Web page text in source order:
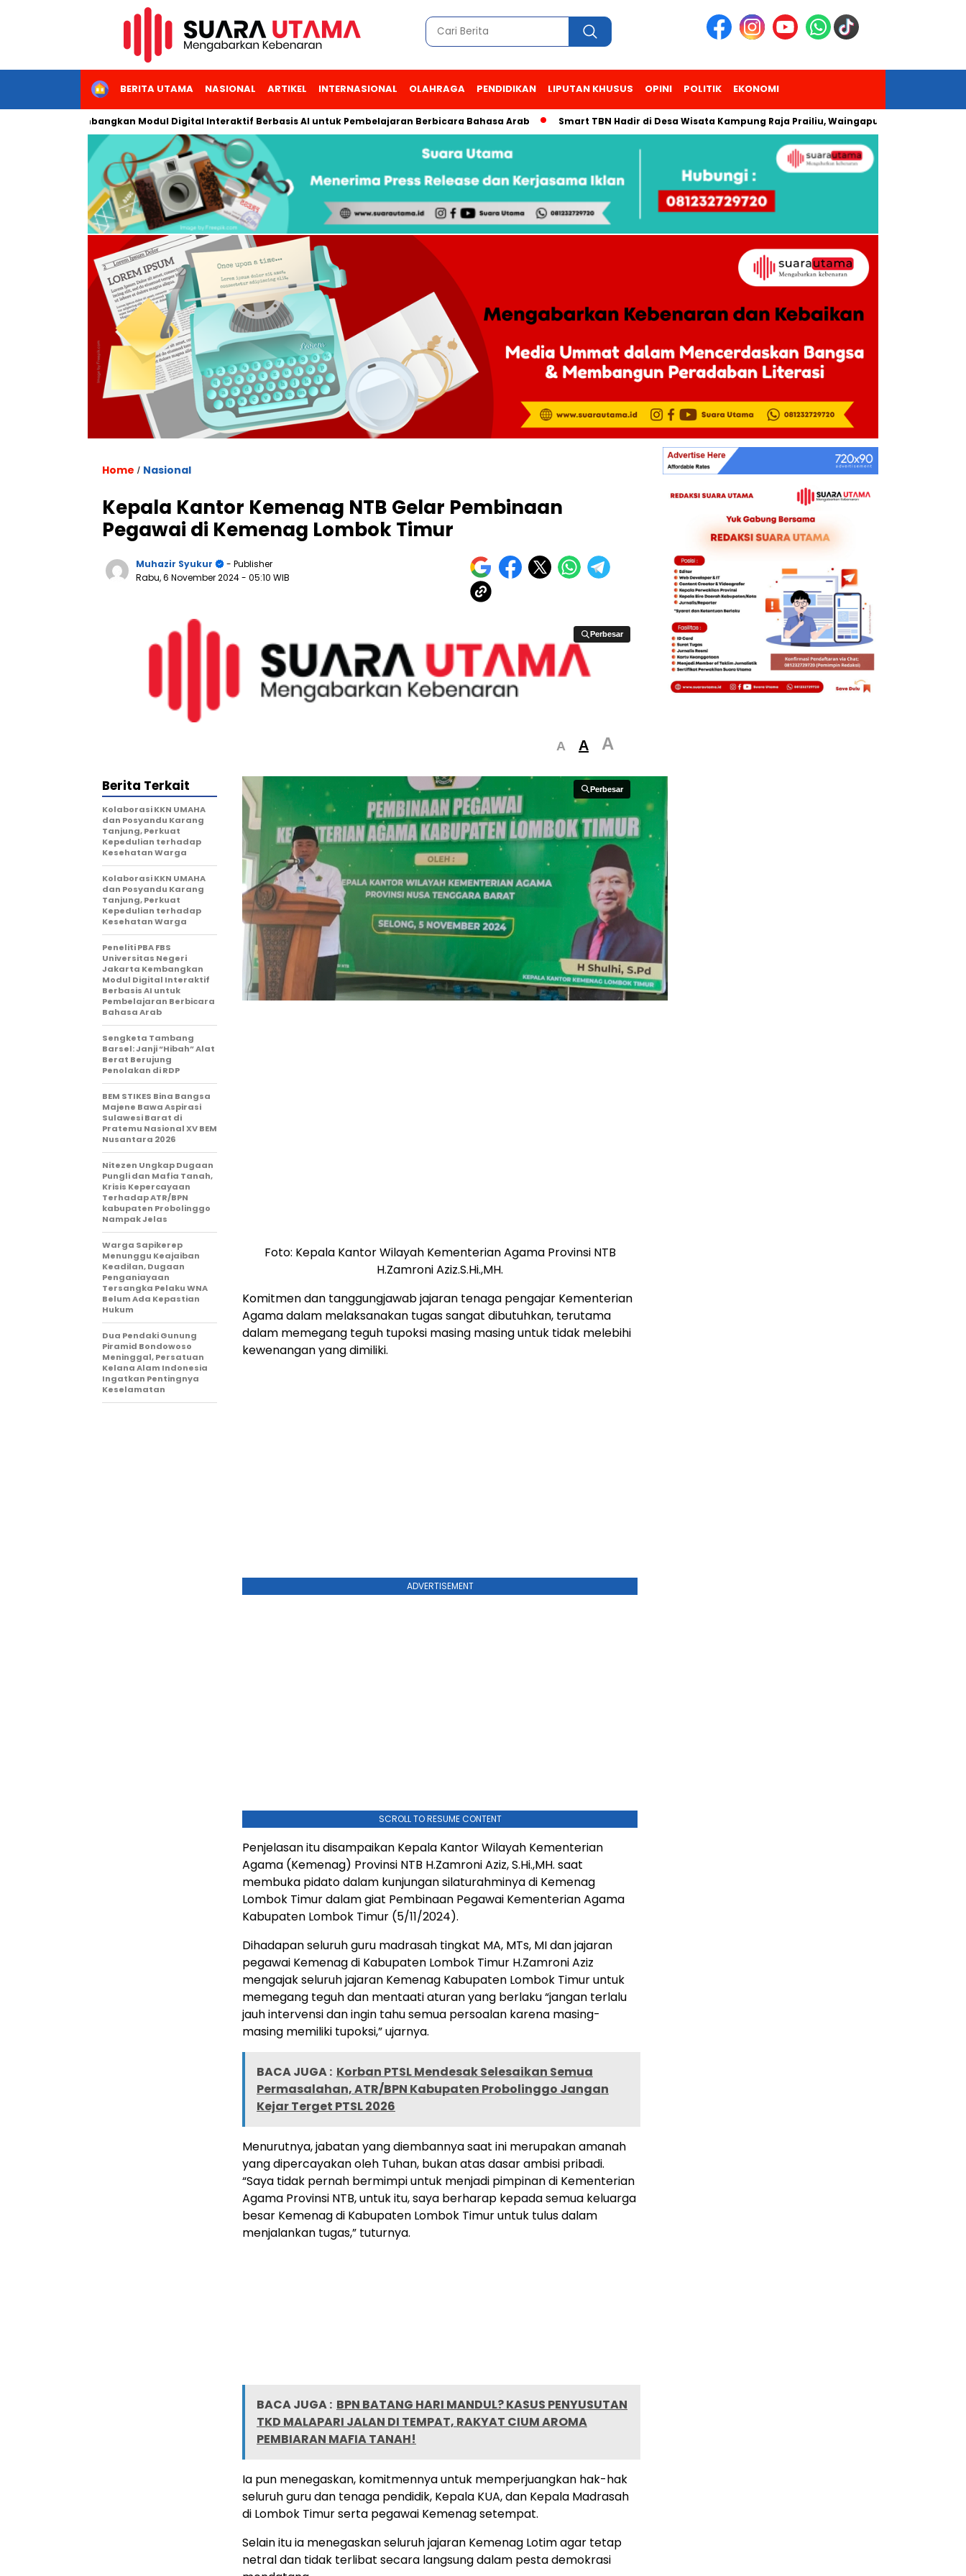
HOMEBERITA UTAMA NASIONAL ARTIKEL INTERNASIONAL OLAHRAGA PENDIDIKAN LIPUTAN KHUSUS OPINI POLITIK EKONOMI
Kembangkan Modul Digital Interaktif Berbasis AI untuk Pembelajaran Berbicara Bahasa Arab Smart TBN Hadir di Desa Wisata Kampung Raja Prailiu, Waingapu!
Home / Nasional
Kepala Kantor Kemenag NTB Gelar Pembinaan
Pegawai di Kemenag Lombok Timur
Muhazir Syukur
- Publisher
Rabu, 6 November 2024- 05:10 WIB
Perbesar
Perbesar
A A A
Perbesar
Perbesar
Foto: Kepala Kantor Wilayah Kementerian Agama Provinsi NTB
H.Zamroni Aziz.S.Hi.,MH.
Komitmen dan tanggungjawab jajaran tenaga pengajar Kementerian
Agama dalam melaksanakan tugas sangat dibutuhkan, terutama
dalam memegang teguh tupoksi masing masing untuk tidak melebihi
kewenangan yang dimiliki.
ADVERTISEMENT
SCROLL TO RESUME CONTENT
Penjelasan itu disampaikan Kepala Kantor Wilayah Kementerian
Agama (Kemenag) Provinsi NTB H.Zamroni Aziz, S.Hi.,MH. saat
membuka pidato dalam kunjungan silaturahminya di Kemenag
Lombok Timur dalam giat Pembinaan Pegawai Kementerian Agama
Kabupaten Lombok Timur (5/11/2024).
Dihadapan seluruh guru madrasah tingkat MA, MTs, MI dan jajaran
pegawai Kemenag di Kabupaten Lombok Timur H.Zamroni Aziz
mengajak seluruh jajaran Kemenag Kabupaten Lombok Timur untuk
memegang teguh dan mentaati aturan yang berlaku “jangan terlalu
jauh intervensi dan ingin tahu semua persoalan karena masing-
masing memiliki tupoksi,” ujarnya.
BACA JUGA : Korban PTSL Mendesak Selesaikan Semua
Permasalahan, ATR/BPN Kabupaten Probolinggo Jangan
Kejar Terget PTSL 2026
Menurutnya, jabatan yang diembannya saat ini merupakan amanah
yang dipercayakan oleh Tuhan, bukan atas dasar ambisi pribadi.
“Saya tidak pernah bermimpi untuk menjadi pimpinan di Kementerian
Agama Provinsi NTB, untuk itu, saya berharap kepada semua keluarga
besar Kemenag di Kabupaten Lombok Timur untuk tulus dalam
menjalankan tugas,” tuturnya.
BACA JUGA : BPN BATANG HARI MANDUL? KASUS PENYUSUTAN
TKD MALAPARI JALAN DI TEMPAT, RAKYAT CIUM AROMA
PEMBIARAN MAFIA TANAH!
Ia pun menegaskan, komitmennya untuk memperjuangkan hak-hak
seluruh guru dan tenaga pendidik, Kepala KUA, dan Kepala Madrasah
di Lombok Timur serta pegawai Kemenag setempat.
Selain itu ia menegaskan seluruh jajaran Kemenag Lotim agar tetap
netral dan tidak terlibat secara langsung dalam pesta demokrasi
Berita Terkait
Kolaborasi KKN UMAHA
dan Posyandu Karang
Tanjung, Perkuat
Kepedulian terhadap
Kesehatan Warga
Kolaborasi KKN UMAHA
dan Posyandu Karang
Tanjung, Perkuat
Kepedulian terhadap
Kesehatan Warga
Peneliti PBA FBS
Universitas Negeri
Jakarta Kembangkan
Modul Digital Interaktif
Berbasis AI untuk
Pembelajaran Berbicara
Bahasa Arab
Sengketa Tambang
Barsel: Janji “Hibah” Alat
Berat Berujung
Penolakan di RDP
BEM STIKES Bina Bangsa
Majene Bawa Aspirasi
Sulawesi Barat di
Pratemu Nasional XV BEM
Nusantara 2026
Nitezen Ungkap Dugaan
Pungli dan Mafia Tanah,
Krisis Kepercayaan
Terhadap ATR/BPN
kabupaten Probolinggo
Nampak Jelas
Warga Sapikerep
Menunggu Keajaiban
Keadilan, Dugaan
Penganiayaan
Tersangka Pelaku WNA
Belum Ada Kepastian
Hukum
Dua Pendaki Gunung
Piramid Bondowoso
Meninggal, Persatuan
Kelana Alam Indonesia
Ingatkan Pentingnya
Keselamatan